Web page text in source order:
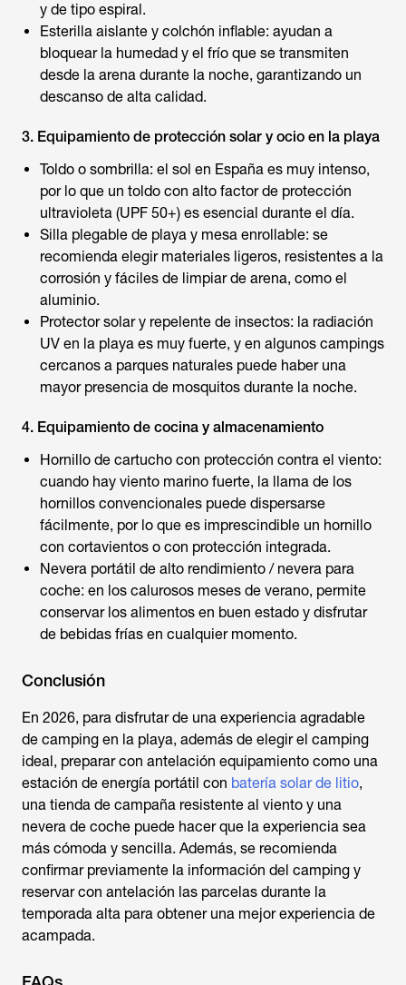
y de tipo espiral.
Esterilla aislante y colchón inflable: ayudan a
bloquear la humedad y el frío que se transmiten
desde la arena durante la noche, garantizando un
descanso de alta calidad.
3. Equipamiento de protección solar y ocio en la playa
Toldo o sombrilla: el sol en España es muy intenso,
por lo que un toldo con alto factor de protección
ultravioleta (UPF 50+) es esencial durante el día.
Silla plegable de playa y mesa enrollable: se
recomienda elegir materiales ligeros, resistentes a la
corrosión y fáciles de limpiar de arena, como el
aluminio.
Protector solar y repelente de insectos: la radiación
UV en la playa es muy fuerte, y en algunos campings
cercanos a parques naturales puede haber una
mayor presencia de mosquitos durante la noche.
4. Equipamiento de cocina y almacenamiento
Hornillo de cartucho con protección contra el viento:
cuando hay viento marino fuerte, la llama de los
hornillos convencionales puede dispersarse
fácilmente, por lo que es imprescindible un hornillo
con cortavientos o con protección integrada.
Nevera portátil de alto rendimiento / nevera para
coche: en los calurosos meses de verano, permite
conservar los alimentos en buen estado y disfrutar
de bebidas frías en cualquier momento.
Conclusión
En 2026, para disfrutar de una experiencia agradable
de camping en la playa, además de elegir el camping
ideal, preparar con antelación equipamiento como una
estación de energía portátil con batería solar de litio,
una tienda de campaña resistente al viento y una
nevera de coche puede hacer que la experiencia sea
más cómoda y sencilla. Además, se recomienda
confirmar previamente la información del camping y
reservar con antelación las parcelas durante la
temporada alta para obtener una mejor experiencia de
acampada.